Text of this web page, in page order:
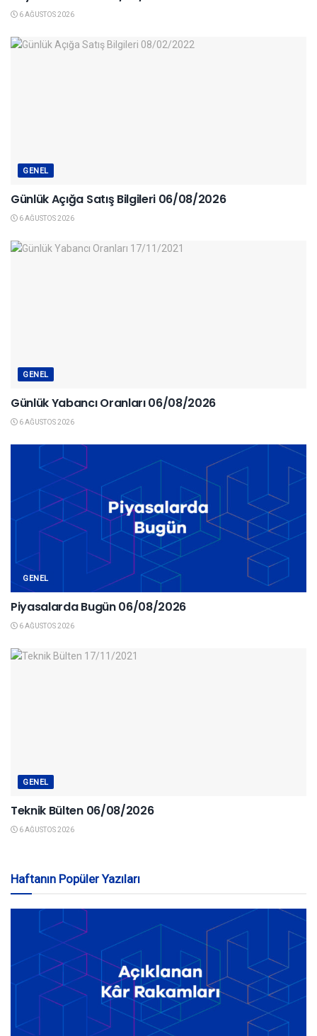
6 AĞUSTOS 2026
GENEL
Günlük Açığa Satış Bilgileri 06/08/2026
6 AĞUSTOS 2026
GENEL
Günlük Yabancı Oranları 06/08/2026
6 AĞUSTOS 2026
GENEL
Piyasalarda Bugün 06/08/2026
6 AĞUSTOS 2026
GENEL
Teknik Bülten 06/08/2026
6 AĞUSTOS 2026
Haftanın Popüler Yazıları